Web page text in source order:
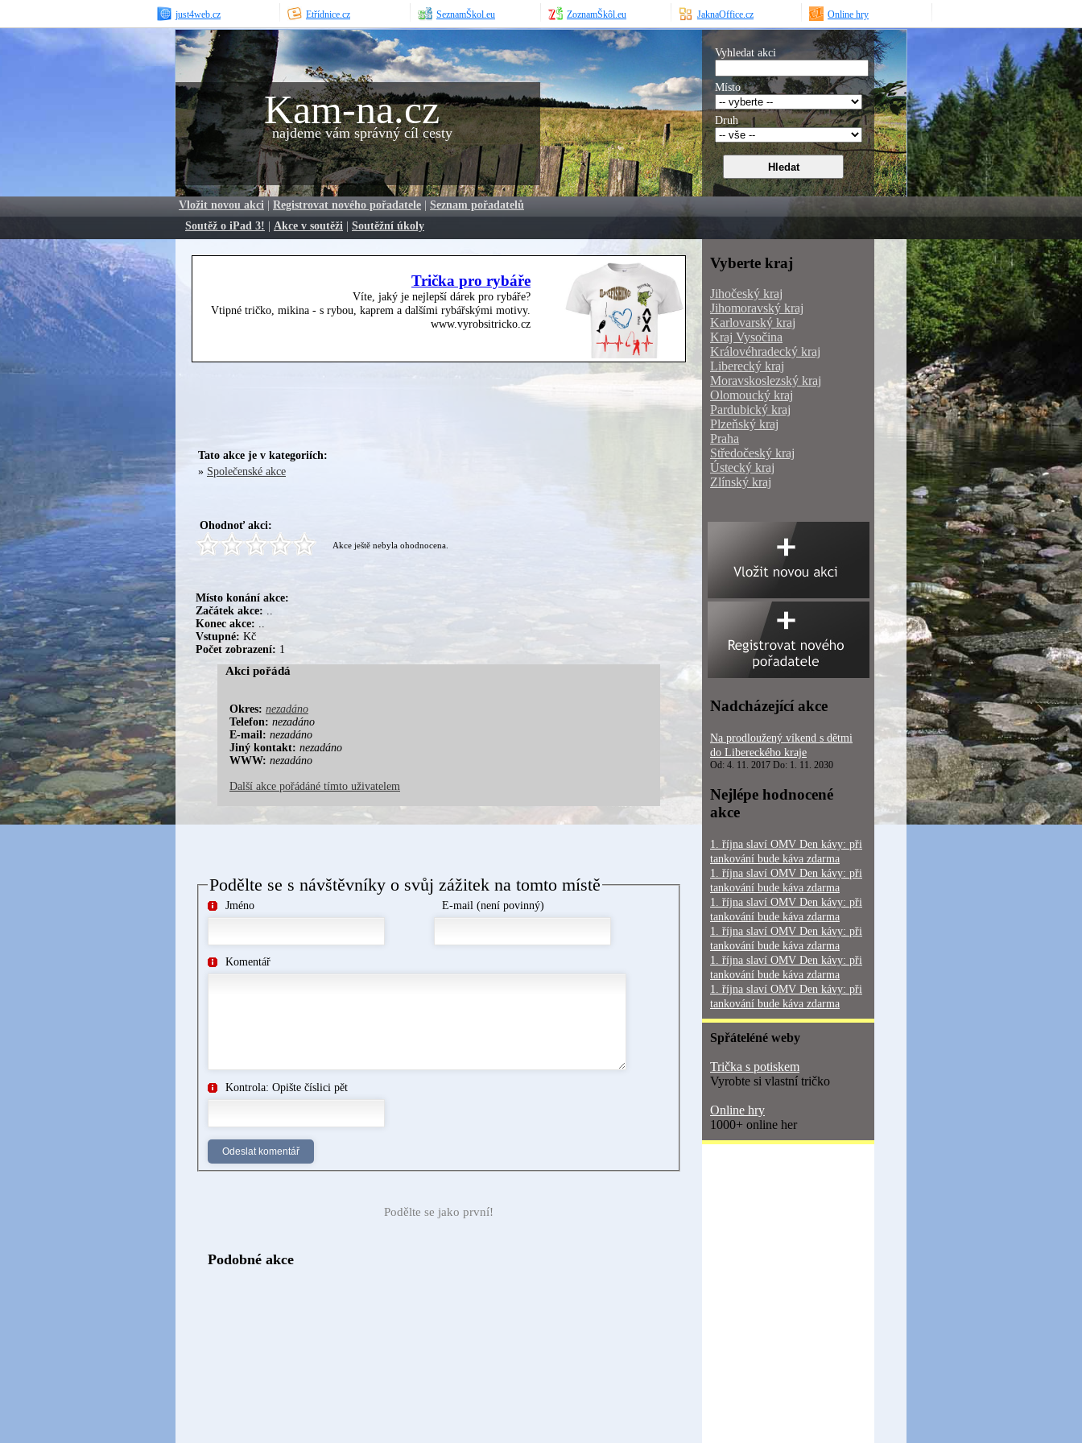
just4web.cz Etřídnice.cz SeznamŠkol.eu ZoznamŠkôl.eu JaknaOffice.cz Online hry
Kam-na.cz
najdeme vám správný cíl cesty
Vyhledat akci
Místo
Druh
Vložit novou akci | Registrovat nového pořadatele | Seznam pořadatelů
Soutěž o iPad 3! | Akce v soutěži | Soutěžní úkoly
Trička pro rybáře
Víte, jaký je nejlepší dárek pro rybáře?
Vtipné tričko, mikina - s rybou, kaprem a dalšími rybářskými motivy.
www.vyrobsitricko.cz
Tato akce je v kategoriích:
» Společenské akce
Ohodnoť akci:
Akce ještě nebyla ohodnocena.
Místo konání akce:
Začátek akce:
Konec akce:
Vstupné: Kč
Počet zobrazení: 1
Akci pořádá
Okres: nezadáno
Telefon: nezadáno
E-mail: nezadáno
Jiný kontakt: nezadáno
WWW: nezadáno
Další akce pořádáné tímto uživatelem
Podělte se s návštěvníky o svůj zážitek na tomto místě
Jméno E-mail (není povinný)
Komentář
Kontrola: Opište číslici pět
Podělte se jako první!
Podobné akce
Vyberte kraj
Jihočeský kraj
Jihomoravský kraj
Karlovarský kraj
Kraj Vysočina
Královéhradecký kraj
Liberecký kraj
Moravskoslezský kraj
Olomoucký kraj
Pardubický kraj
Plzeňský kraj
Praha
Středočeský kraj
Ústecký kraj
Zlínský kraj
Nadcházející akce
Na prodloužený víkend s dětmi
do Libereckého kraje
Od: 4. 11. 2017 Do: 1. 11. 2030
Nejlépe hodnocené
akce
1. října slaví OMV Den kávy: při
tankování bude káva zdarma
1. října slaví OMV Den kávy: při
tankování bude káva zdarma
1. října slaví OMV Den kávy: při
tankování bude káva zdarma
1. října slaví OMV Den kávy: při
tankování bude káva zdarma
1. října slaví OMV Den kávy: při
tankování bude káva zdarma
1. října slaví OMV Den kávy: při
tankování bude káva zdarma
Spřáteléné weby
Trička s potiskem
Vyrobte si vlastní tričko
Online hry
1000+ online her